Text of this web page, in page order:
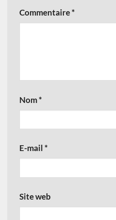
Commentaire*
Nom*
E-mail*
Site web